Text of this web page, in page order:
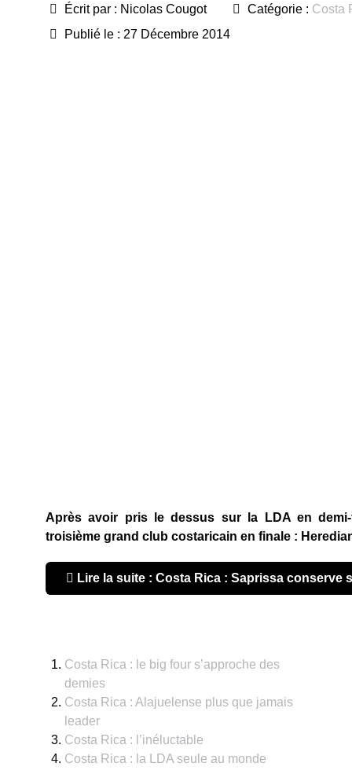
Écrit par : Nicolas Cougot Catégorie : Costa
Publié le : 27 Décembre 2014
Après avoir pris le dessus sur la LDA en
troisième grand club costaricain en finale :
Lire la suite : Costa Rica : Saprissa conserve
Costa Rica : le big four s’approche des
demies
Costa Rica : Alajuelense plus que jamais
leader
Costa Rica : l’inéluctable
Costa Rica : la LDA seule au monde